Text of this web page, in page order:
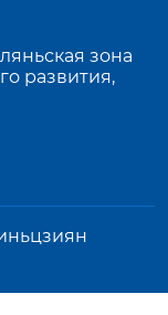
зона
развития,